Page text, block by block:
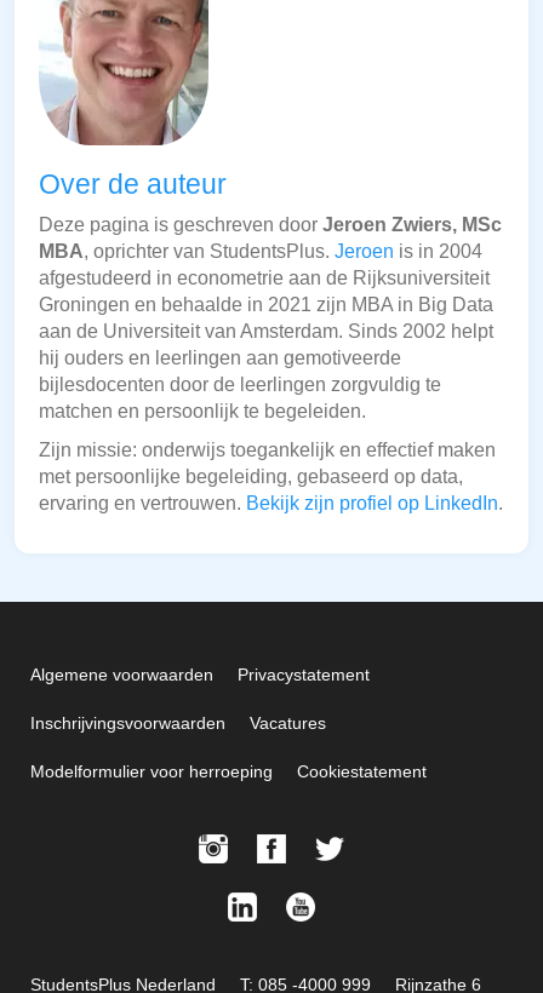
Over de auteur
Deze pagina is geschreven door Jeroen Zwiers, MSc
MBA, oprichter van StudentsPlus. Jeroen is in 2004
afgestudeerd in econometrie aan de Rijksuniversiteit
Groningen en behaalde in 2021 zijn MBA in Big Data
aan de Universiteit van Amsterdam. Sinds 2002 helpt
hij ouders en leerlingen aan gemotiveerde
bijlesdocenten door de leerlingen zorgvuldig te
matchen en persoonlijk te begeleiden.
Zijn missie: onderwijs toegankelijk en effectief maken
met persoonlijke begeleiding, gebaseerd op data,
ervaring en vertrouwen. Bekijk zijn profiel op LinkedIn.
Algemene voorwaarden Privacystatement
Inschrijvingsvoorwaarden Vacatures
Modelformulier voor herroeping Cookiestatement
StudentsPlus Nederland T: 085 -4000 999 Rijnzathe 6